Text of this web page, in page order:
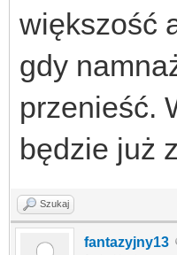
większość
gdy
przenieść.
będzie już
Szukaj
fantazyjny13